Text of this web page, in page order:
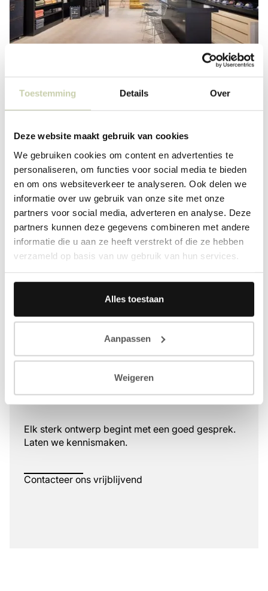
Toestemming Details Over
Deze website maakt gebruik van cookies
We gebruiken cookies om content en advertenties te
personaliseren, om functies voor social media te bieden
en om ons websiteverkeer te analyseren. Ook delen we
informatie over uw gebruik van onze site met onze
partners voor social media, adverteren en analyse. Deze
partners kunnen deze gegevens combineren met andere
informatie die u aan ze heeft verstrekt of die ze hebben
verzameld op basis van uw gebruik van hun services.
Alles toestaan
Aanpassen
Weigeren
Klaar om samen te bouwen aan
uw project?
Elk sterk ontwerp begint met een goed gesprek.
Laten we kennismaken.
Contacteer ons vrijblijvend